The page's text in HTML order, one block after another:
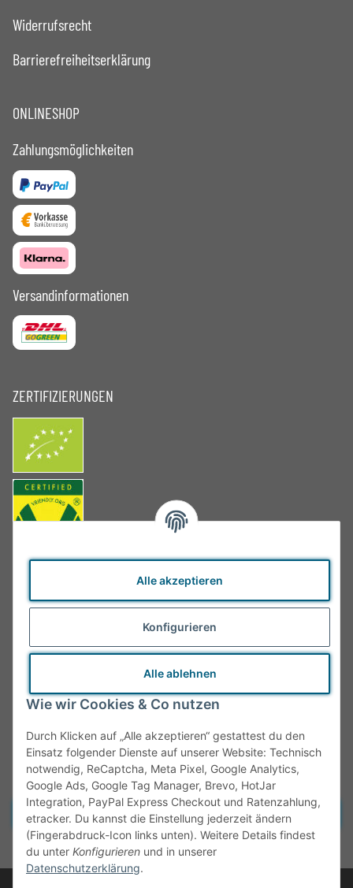
Alle akzeptieren
Konfigurieren
Alle ablehnen
Wie wir Cookies & Co nutzen
Durch Klicken auf „Alle akzeptieren“ gestattest du den
Einsatz folgender Dienste auf unserer Website: Technisch
notwendig, ReCaptcha, Meta Pixel, Google Analytics,
Google Ads, Google Tag Manager, Brevo, HotJar
Integration, PayPal Express Checkout und Ratenzahlung,
etracker. Du kannst die Einstellung jederzeit ändern
(Fingerabdruck-Icon links unten). Weitere Details findest
du unter Konfigurieren und in unserer
Datenschutzerklärung.
Widerrufsrecht
Barrierefreiheitserklärung
ONLINESHOP
Zahlungsmöglichkeiten
Versandinformationen
ZERTIFIZIERUNGEN
Vertrag widerrufen
* Alle Preise inkl. gesetzlicher MwSt., zzgl.Versand